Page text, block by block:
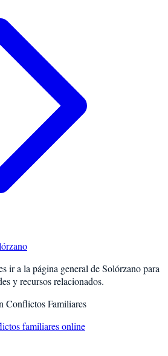
ir a la página general deSolórzanopara
y recursos relacionados.
Conflictos Familiares
familiares online